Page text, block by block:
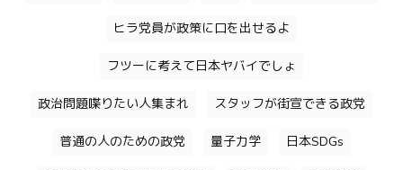
ヒラ党員が政策に口を出せるよ
フツーに考えて日本ヤバイでしょ
政治問題喋りたい人集まれ スタッフが街宣できる政党
普通の人のための政党 量子力学 日本SDGs